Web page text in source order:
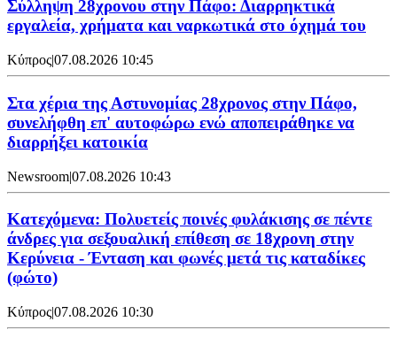
Σύλληψη 28χρονου στην Πάφο: Διαρρηκτικά
εργαλεία, χρήματα και ναρκωτικά στο όχημά του
Κύπρος|07.08.2026 10:45
Στα χέρια της Αστυνομίας 28χρονος στην Πάφο,
συνελήφθη επ' αυτοφώρω ενώ αποπειράθηκε να
διαρρήξει κατοικία
Newsroom|07.08.2026 10:43
Κατεχόμενα: Πολυετείς ποινές φυλάκισης σε πέντε
άνδρες για σεξουαλική επίθεση σε 18χρονη στην
Κερύνεια - Ένταση και φωνές μετά τις καταδίκες
(φώτο)
Κύπρος|07.08.2026 10:30